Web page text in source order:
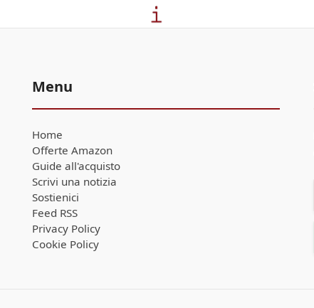
Menu
Home
Offerte Amazon
Guide all'acquisto
Scrivi una notizia
Sostienici
Feed RSS
Privacy Policy
Cookie Policy